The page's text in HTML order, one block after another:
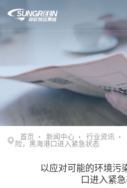
首页 新闻中心 行业资讯
险，黑海港口进入紧急状态
以应对可能的环境污
口进入紧